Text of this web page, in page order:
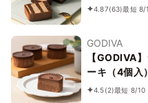
4.87(63)最短 8/
GODIVA
【GODIVA
ーキ（4個
4.5(2)最短 8/10